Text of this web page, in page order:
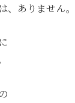
、ありません。